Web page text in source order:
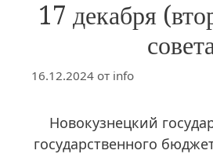
17 декабря
16.12.2024 от info
Новокузнецкий
государственного